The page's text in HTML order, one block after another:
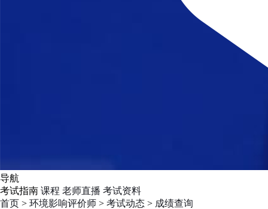
导航
考试指南 课程 老师直播 考试资料
首页 > 环境影响评价师 > 考试动态 > 成绩查询